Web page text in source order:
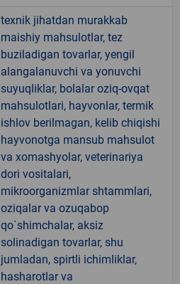
texnik jihatdan murakkab
maishiy mahsulotlar, tez
buziladigan tovarlar, yengil
alangalanuvchi va yonuvchi
suyuqliklar, bolalar oziq-ovqat
mahsulotlari, hayvonlar, termik
ishlov berilmagan, kelib chiqishi
hayvonotga mansub mahsulot
va xomashyolar, veterinariya
dori vositalari,
mikroorganizmlar shtammlari,
oziqalar va ozuqabop
qo`shimchalar, aksiz
solinadigan tovarlar, shu
jumladan, spirtli ichimliklar,
hasharotlar va